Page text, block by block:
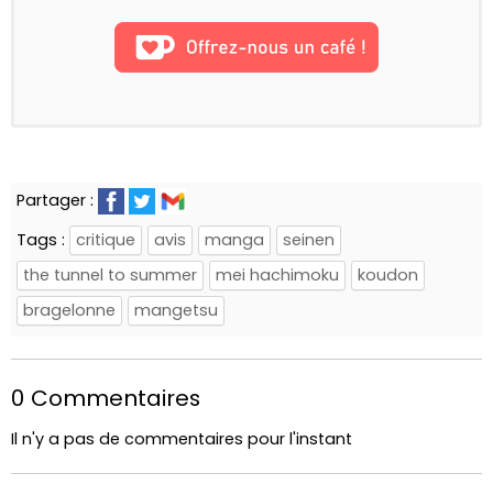
Partager :
Tags : critique avis manga
seinen
the tunnel to summer
mei hachimoku
koudon
bragelonne
mangetsu
0 Commentaires
Il n'y a pas de commentaires pour l'instant